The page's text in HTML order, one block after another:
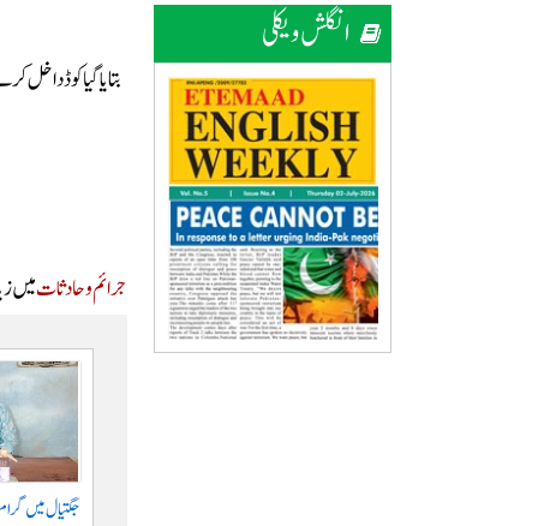
انگلش ویکلی
بتایا گیا کوڈ داخل
جرائم و حادثاتمیں